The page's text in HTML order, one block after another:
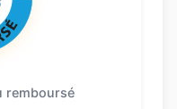
remboursé